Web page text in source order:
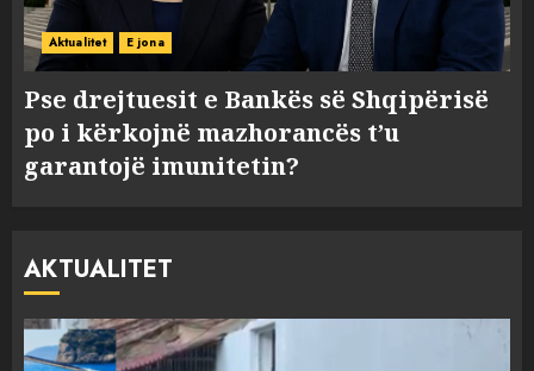
Aktualitet E jona
Pse drejtuesit e Bankës së Shqipërisë
po i kërkojnë mazhorancës t’u
garantojë imunitetin?
AKTUALITET